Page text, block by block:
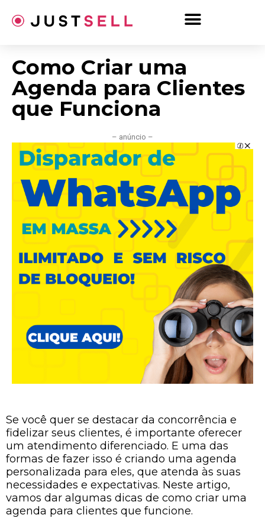
para
Como Criar uma
Agenda para Clientes
que Funciona
– anúncio –
Se você quer se destacar da concorrência e
fidelizar seus clientes, é importante oferecer
um atendimento diferenciado. E uma das
formas de fazer isso é criando uma agenda
personalizada para eles, que atenda às suas
necessidades e expectativas. Neste artigo,
vamos dar algumas dicas de como criar uma
agenda para clientes que funcione.